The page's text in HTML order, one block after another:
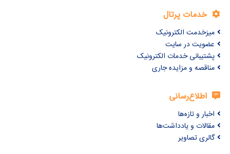
خدمات پرتال
میزخدمت الکترونیک
عضویت در سایت
پشتیبانی خدمات الکترونیک
مناقصه و مزایده جاری
اطلاع‌رسانی
اخبار و تازه‌ها
مقالات و یادداشت‌ها
گالری تصاویر